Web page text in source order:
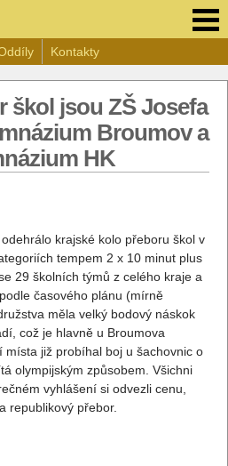
Kontakty
škol jsou ZŠ Josefa
Broumov a
HK
krajské kolo přeboru škol v
tempem 2 x 10 minut plus
29 školních týmů z celého kraje a
časového plánu (mírně
měla velký bodový náskok
což je hlavně u Broumova
místa již probíhal boj u šachovnic o
olympijským způsobem. Všichni
vyhlášení si odvezli cenu,
republikový přebor.